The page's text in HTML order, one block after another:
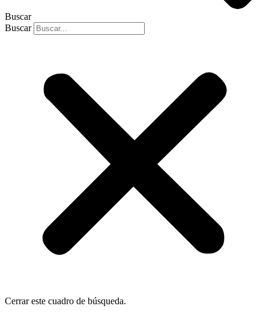
Buscar
Buscar
Cerrar este cuadro de búsqueda.